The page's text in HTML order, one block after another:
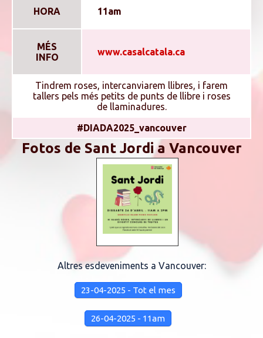
HORA 11am
MÉS
INFO
www.casalcatala.ca
Tindrem roses, intercanviarem llibres, i farem
tallers pels més petits de punts de llibre i roses
de llaminadures.
#DIADA2025_vancouver
Fotos de Sant Jordi a Vancouver
Altres esdeveniments a Vancouver:
23-04-2025 - Tot el mes
26-04-2025 - 11am